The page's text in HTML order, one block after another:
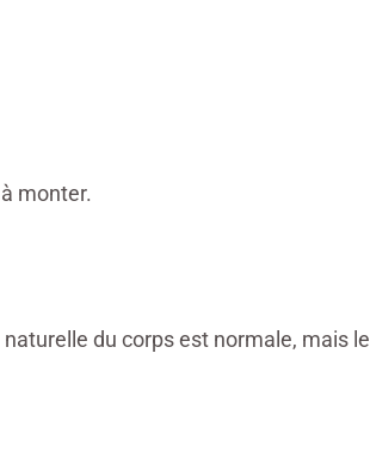
monter.
du corps est normale, mais le